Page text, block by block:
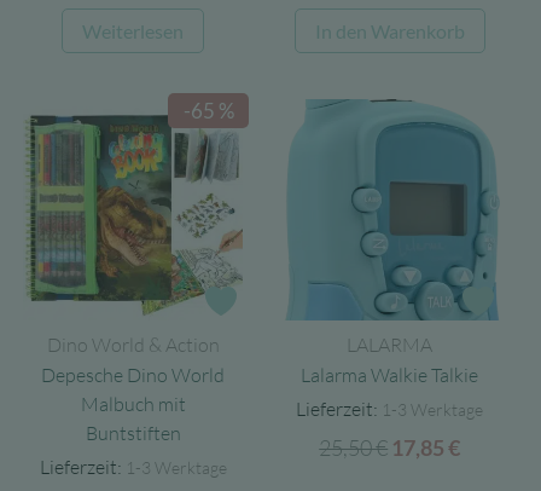
war:
5,95 €
ist:
2,08 €.
Weiterlesen
Preis
war:
Preis
ist:
In den Warenkorb
-65 %
Dino World & Action
Depesche Dino World
Malbuch mit
Buntstiften
Lieferzeit: 1-3 Werktage
LALARMA
Lalarma Walkie Talkie
Lieferzeit: 1-3 Werktage
25,50€ Ursprünglicher
17,85€